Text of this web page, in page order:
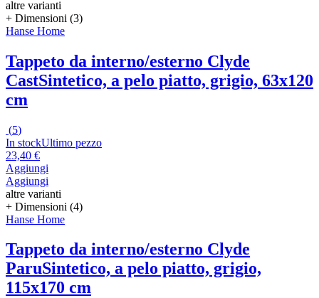
altre varianti
+ Dimensioni (3)
Hanse Home
Tappeto da interno/esterno Clyde
CastSintetico, a pelo piatto, grigio, 63x120
cm
(5)
In stockUltimo pezzo
23,40 €
Aggiungi
Aggiungi
altre varianti
+ Dimensioni (4)
Hanse Home
Tappeto da interno/esterno Clyde
ParuSintetico, a pelo piatto, grigio,
115x170 cm